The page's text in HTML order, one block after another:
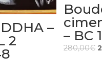
–
2
– BC 1
280,00€